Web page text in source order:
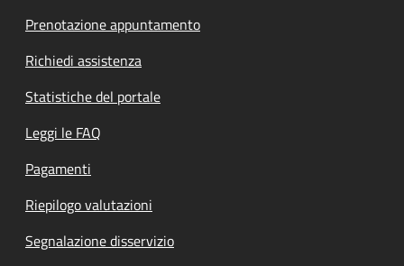
Prenotazione appuntamento
Richiedi assistenza
Statistiche del portale
Leggi le FAQ
Pagamenti
Riepilogo valutazioni
Segnalazione disservizio